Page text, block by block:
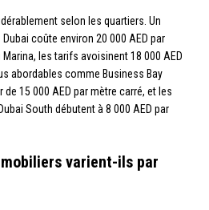
selon les quartiers. Un
coûte environ 20 000 AED par
Marina, les tarifs avoisinent 18 000 AED
abordables comme Business Bay
15 000 AED par mètre carré, et les
South débutent à 8 000 AED par
varient-ils par